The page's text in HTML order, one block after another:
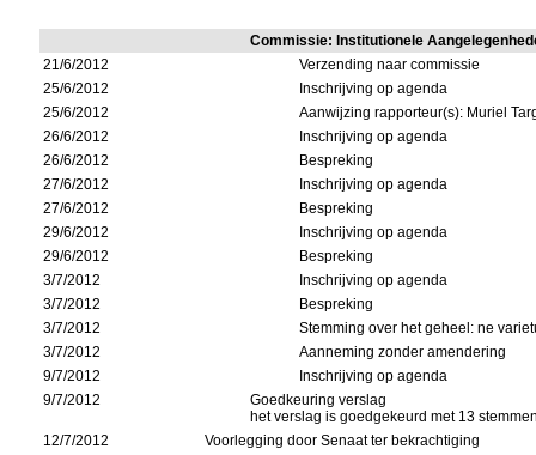
Commissie: Institutionele
21/6/2012
Verzending naar commissie
25/6/2012
Inschrijving op agenda
25/6/2012
Aanwijzing rapporteur(s): Muriel
26/6/2012
Inschrijving op agenda
26/6/2012
Bespreking
27/6/2012
Inschrijving op agenda
27/6/2012
Bespreking
29/6/2012
Inschrijving op agenda
29/6/2012
Bespreking
3/7/2012
Inschrijving op agenda
3/7/2012
Bespreking
3/7/2012
Stemming over het geheel: ne
3/7/2012
Aanneming zonder amendering
9/7/2012
Inschrijving op agenda
9/7/2012
Goedkeuring verslag
het verslag is goedgekeurd met 13
12/7/2012
Voorlegging door Senaat ter bekrachtiging